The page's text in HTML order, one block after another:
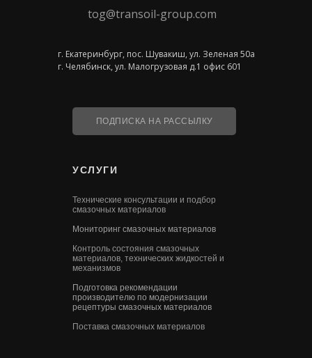
УСЛУГИ
Технические консультации и подбор
смазочных материалов
Мониторинг смазочных материалов
Контроль состояния смазочных
материалов, технических жидкостей и
механизмов
Подготовка рекомендации
производителю по модернизации
рецептуры смазочных материалов
Поставка смазочных материалов
ПОДПИСКА НА РАССЫЛКУ
tog@transoil-group.com
г. Екатеринбург, пос. Шувакиш, ул. Зеленая 50а
г. Челябинск, ул. Малогрузовая д.1 офис 601